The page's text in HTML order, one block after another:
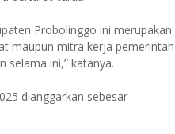
Probolinggo ini merupakan
maupun mitra kerja pemerintah
selama ini,” katanya.
dianggarkan sebesar